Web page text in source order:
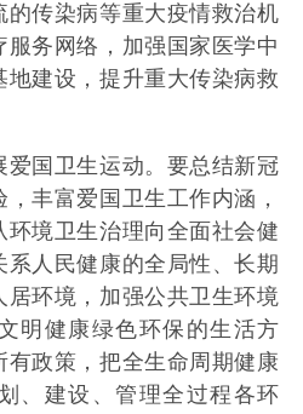
传染病等重大疫情救治机
务网络，加强国家医学中
建设，提升重大传染病救
国卫生运动。要总结新冠
丰富爱国卫生工作内涵，
境卫生治理向全面社会健
系人民健康的全局性、长期
环境，加强公共卫生环境
明健康绿色环保的生活方
政策，把全生命周期健康
、建设、管理全过程各环